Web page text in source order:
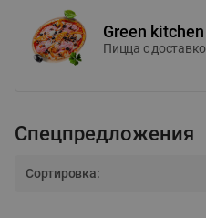
Green kitchen
Пицца c
Спецпредложения
Сортировка: